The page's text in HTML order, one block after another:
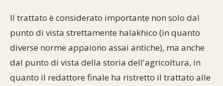
Il trattato è considerato importante non solo dal
punto di vista strettamente halakhico (in quanto
diverse norme appaiono assai antiche), ma anche
dal punto di vista della storia dell'agricoltura, in
quanto il redattore finale ha ristretto il trattato alle